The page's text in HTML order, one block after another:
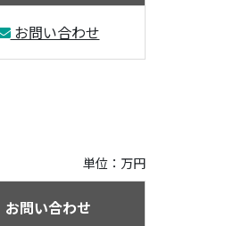
お問い合わせ
単位：万円
お問い合わせ